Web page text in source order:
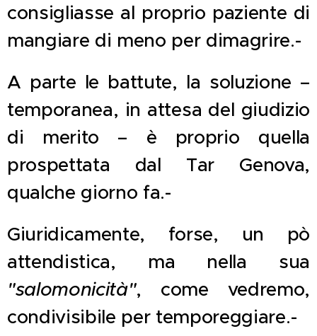
consigliasse al proprio paziente di
mangiare di meno per dimagrire.-
A parte le battute, la soluzione –
temporanea, in attesa del giudizio
di merito – è proprio quella
prospettata dal Tar Genova,
qualche giorno fa.-
Giuridicamente, forse, un pò
attendistica, ma nella sua
"salomonicità", come vedremo,
condivisibile per temporeggiare.-